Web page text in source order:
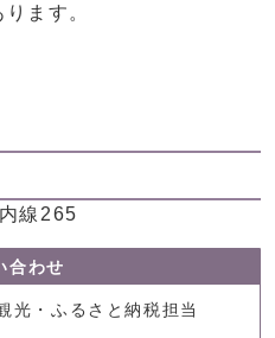
ます。
線265
合わせ
光・ふるさと納税担当